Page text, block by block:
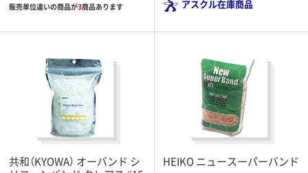
販売単位違いの商品が3商品あります
アスクル在庫商品
共和（KYOWA） オーバンド シ
HEIKO ニュースーパーバンド